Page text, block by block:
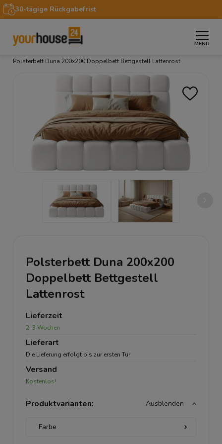
30-tägige Rückgabefrist
MENÜ
Startseite » Möbel
Polsterbett Duna 200x200 Doppelbett Bettgestell Lattenrost
Polsterbett Duna 200x200
Doppelbett Bettgestell
Lattenrost
Lieferzeit
2–3 Wochen
Lieferart
Die Lieferung erfolgt bis zur ersten Tür
Versand
Kostenlos!
Produktvarianten: Ausblenden